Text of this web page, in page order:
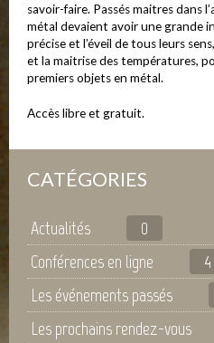
savoir-faire. Passés maitres dans
métal devaient avoir une grande
précise et l’éveil de tous leurs
et la maitrise des températures,
premiers objets en métal.
Accès libre et gratuit.
CATÉGORIES
Actualités
0
Conférences en ligne
4
Les événements passés
Les prochains rendez-vous